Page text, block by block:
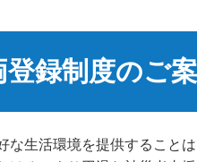
登録制度のご
生活環境を提供すること